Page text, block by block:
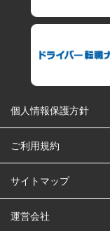
個人情報保護方針
ご利用規約
サイトマップ
運営会社